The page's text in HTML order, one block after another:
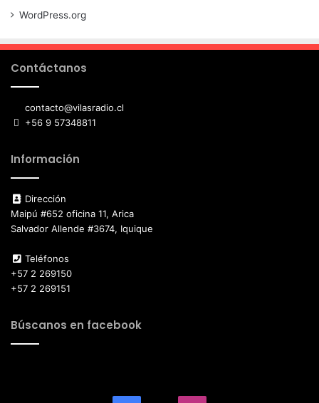
WordPress.org
Contáctanos
contacto@vilasradio.cl
+56 9 57348811
Información
Dirección
Maipú #652 oficina 11, Arica
Salvador Allende #3674, Iquique
Teléfonos
+57 2 269150
+57 2 269151
Búscanos en facebook